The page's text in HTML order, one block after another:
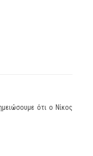
ότι ο Νίκος